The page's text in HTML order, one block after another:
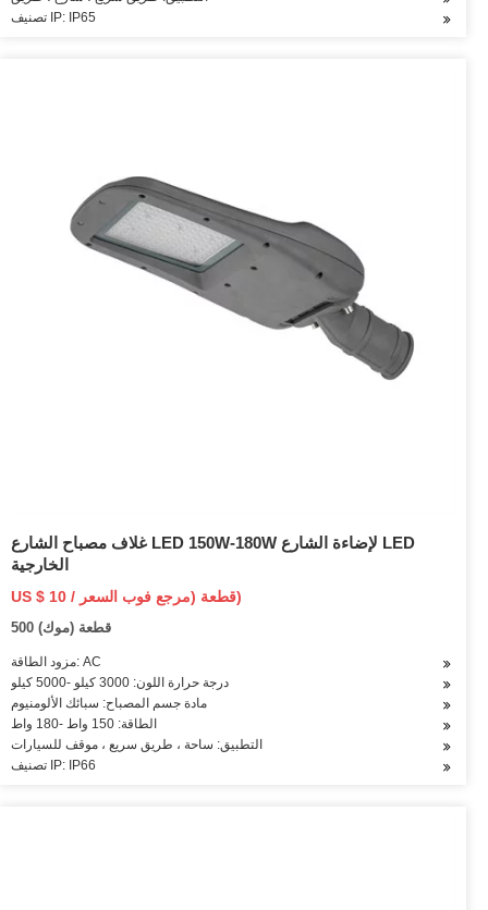
تصنيف IP: IP65
غلاف مصباح الشارع LED 150W-180W لإضاءة الشارع LED
الخارجية
US $ 10 / قطعة (مرجع فوب السعر)
500 قطعة (موك)
مزود الطاقة: AC
درجة حرارة اللون: 3000 كيلو -5000 كيلو
مادة جسم المصباح: سبائك الألومنيوم
الطاقة: 150 واط -180 واط
التطبيق: ساحة ، طريق سريع ، موقف للسيارات
تصنيف IP: IP66